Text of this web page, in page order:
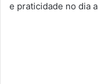
e praticidade no dia a